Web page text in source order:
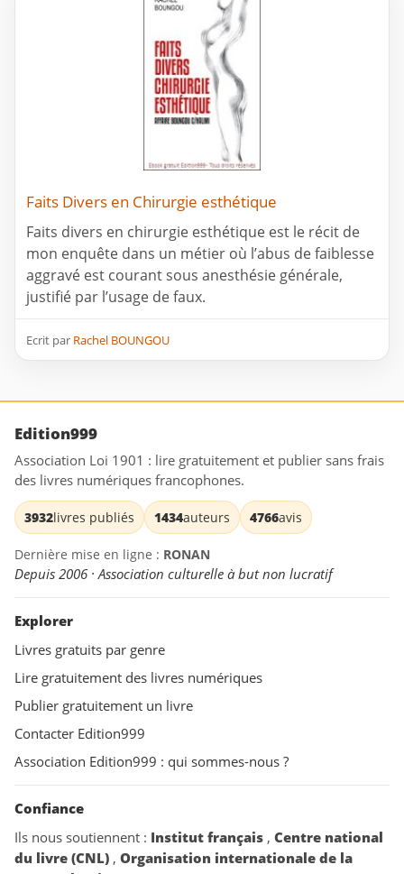
Faits Divers en Chirurgie esthétique
Faits divers en chirurgie esthétique est le récit de
mon enquête dans un métier où l’abus de faiblesse
aggravé est courant sous anesthésie générale,
justifié par l’usage de faux.
Ecrit par Rachel BOUNGOU
Edition999
Association Loi 1901 : lire gratuitement et publier sans frais
des livres numériques francophones.
3932livres publiés 1434auteurs 4766avis
Dernière mise en ligne : RONAN
Depuis 2006 · Association culturelle à but non lucratif
Explorer
Livres gratuits par genre
Lire gratuitement des livres numériques
Publier gratuitement un livre
Contacter Edition999
Association Edition999 : qui sommes-nous ?
Confiance
Ils nous soutiennent : Institut français , Centre national
du livre (CNL) , Organisation internationale de la